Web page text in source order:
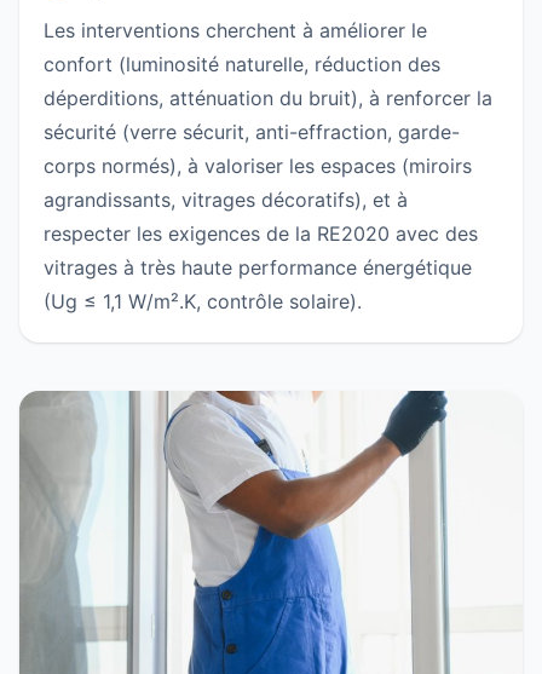
Les interventions cherchent à améliorer le
confort (luminosité naturelle, réduction des
déperditions, atténuation du bruit), à renforcer la
sécurité (verre sécurit, anti-effraction, garde-
corps normés), à valoriser les espaces (miroirs
agrandissants, vitrages décoratifs), et à
respecter les exigences de la RE2020 avec des
vitrages à très haute performance énergétique
(Ug ≤ 1,1 W/m².K, contrôle solaire).